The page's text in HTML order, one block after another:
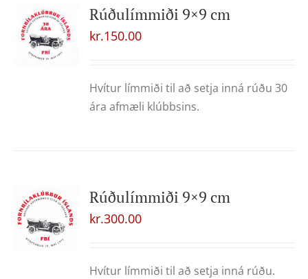
Rúðulímmiði 9×9 cm
kr.150.00
Hvítur límmiði til að setja inná rúðu 30
ára afmæli klúbbsins.
Rúðulímmiði 9×9 cm
kr.300.00
Hvítur límmiði til að setja inná rúðu.